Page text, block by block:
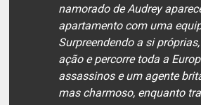
namorado de Audrey
apartamento com uma
Surpreendendo a si
ação e percorre toda a
assassinos e um agente
mas charmoso, enquanto